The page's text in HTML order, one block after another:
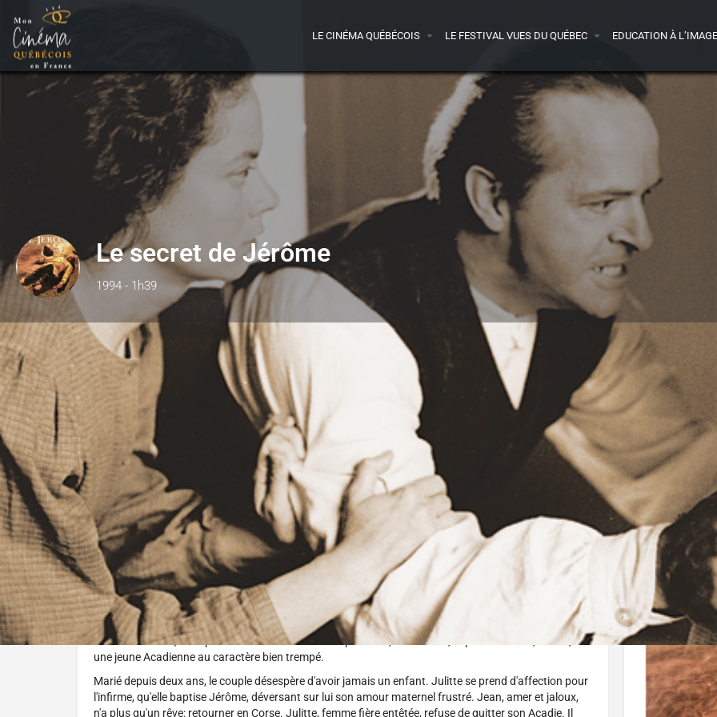
LE CINÉMA QUÉBÉCOIS LE FESTIVAL VUES DU QUÉBEC EDUCATION À L’IMAGE
Le secret de Jérôme
1994 - 1h39
Détails Bande-annonce
Donnez votre avis
Réalisé par :
Phil Comeau
L'histoire
Un jeune homme muet et amputé des deux jambes échoue sur la grève de la baie Sainte-Marie en
Nouvelle-Écosse, en septembre 1863. Il est recueilli par Jean, dit le Corse, et par sa femme, Julitte,
une jeune Acadienne au caractère bien trempé.
Marié depuis deux ans, le couple désespère d'avoir jamais un enfant. Julitte se prend d'affection pour
l'infirme, qu'elle baptise Jérôme, déversant sur lui son amour maternel frustré. Jean, amer et jaloux,
n'a plus qu'un rêve: retourner en Corse. Julitte, femme fière entêtée, refuse de quitter son Acadie. Il